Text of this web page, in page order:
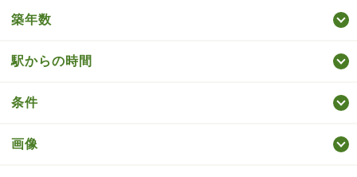
築年数
駅からの時間
条件
画像